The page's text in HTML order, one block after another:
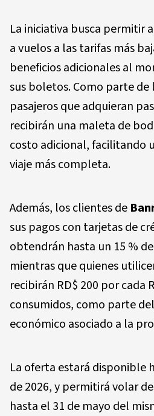
La iniciativa busca permitir
a vuelos a las tarifas más
beneficios adicionales al
sus boletos. Como parte
pasajeros que adquieran
recibirán una maleta de
costo adicional, facilitando
viaje más completa.
Además, los clientes de
sus pagos con tarjetas de
obtendrán hasta un 15 %
mientras que quienes
recibirán RD$ 200 por cada
consumidos, como parte
económico asociado a la
La oferta estará disponible
de 2026, y permitirá volar
hasta el 31 de mayo del